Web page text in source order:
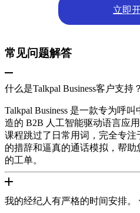
立即
常见问题解答
什么是Talkpal Business客户支持？
Talkpal Business 是一款专为呼
造的 B2B 人工智能驱动语言应
课程跳过了日常用词，完全专
的措辞和逼真的通话模拟，帮
的工单。
我的经纪人有严格的时间安排。